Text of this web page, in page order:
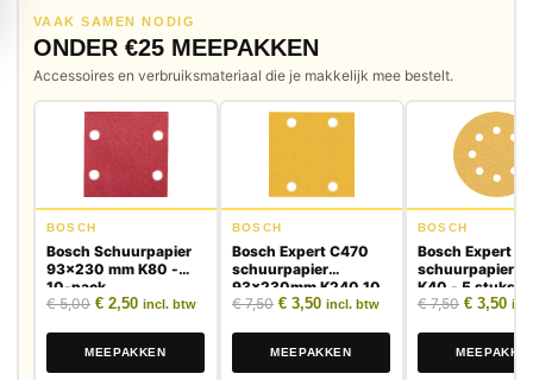
VAAK SAMEN NODIG
ONDER €25 MEEPAKKEN
Accessoires en verbruiksmateriaal die je makkelijk mee bestelt.
BOSCH
Bosch Schuurpapier
93x230 mm K80 -
10-pack
€5,00 Oorspronkelijke prijs was: € 5,00.
€ 2,50Huidige prijs is: € 2,50.
incl. btw
MEEPAKKEN
BOSCH
Bosch Expert C470
schuurpapier
93x230mm K240 10
stuks
€7,50 Oorspronkelijke prijs was: € 7,50.
€ 3,50Huidige prijs is: € 3,50.
incl. btw
MEEPAKKEN
BOSCH
Bosch Expert
schuurpapier
K40 - 5 stuks
€7,50 € 3,50